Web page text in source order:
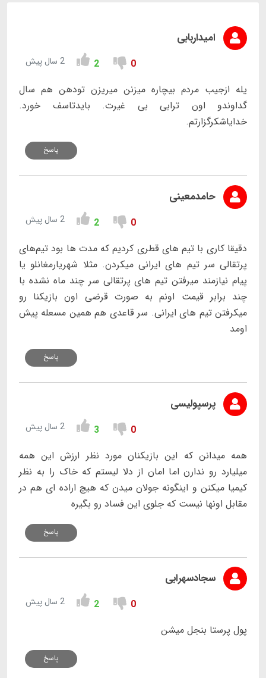
امیداربابی
0
2 2 سال پیش
یله ازجیب مردم بیچاره میزنن میریزن تودهن هم سال
گداوندو اون ترابی بی غیرت. بایدتاسف خورد.
خدایاشکرگزارتم.
پاسخ
حامدمعینی
0
2 2 سال پیش
دقیقا کاری با تیم های قطری کردیم که مدت ها بود تیم‌های
پرتقالی سر تیم های ایرانی میکردن. مثلا شهریارمغانلو یا
پیام نیازمند میرفتن تیم های پرتقالی سر چند ماه نشده با
چند برابر قیمت اونم به صورت قرضی اون بازیکنا رو
میکرفتن تیم های ایرانی. سر قاعدی هم همین مسعله پیش
اومد
پاسخ
پرسپولیسی
0
3 2 سال پیش
همه میدانن که این بازیکنان مورد نظر ارزش این همه
میلیارد رو ندارن اما امان از دلا لیستم که خاک را به نظر
کیمیا میکنن و اینگونه جولان میدن که هیچ اراده ای هم در
مقابل اونها نیست که جلوی این فساد رو بگیره
پاسخ
سجادسهرابی
0
2 2 سال پیش
پول پرستا بنجل میشن
پاسخ